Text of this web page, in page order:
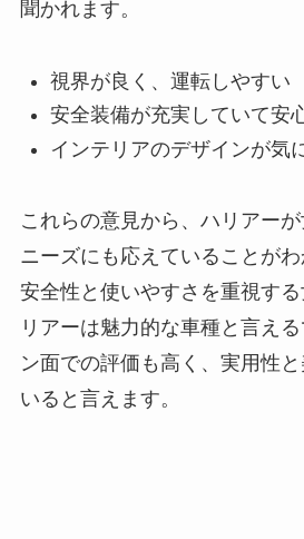
聞かれます。
視界が良く、運転しやすい
安全装備が充実していて安
インテリアのデザインが気
これらの意見から、ハリアー
ニーズにも応えていることがわ
安全性と使いやすさを重視す
リアーは魅力的な車種と言え
ン面での評価も高く、実用性
いると言えます。